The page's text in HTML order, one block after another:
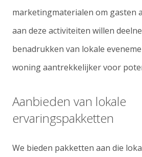
marketingmaterialen om gasten
aan deze activiteiten willen
benadrukken van lokale
woning aantrekkelijker voor
Aanbieden van lokale
ervaringspakketten
We bieden pakketten aan die